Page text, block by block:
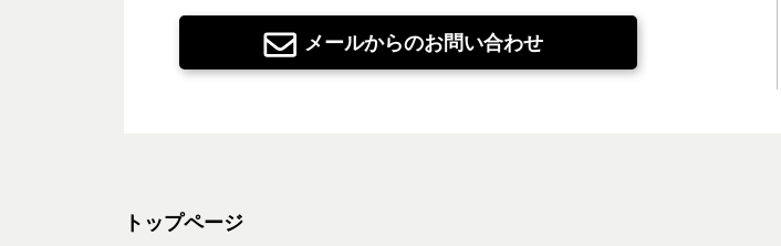
メールからのお問い合わせ
トップページ